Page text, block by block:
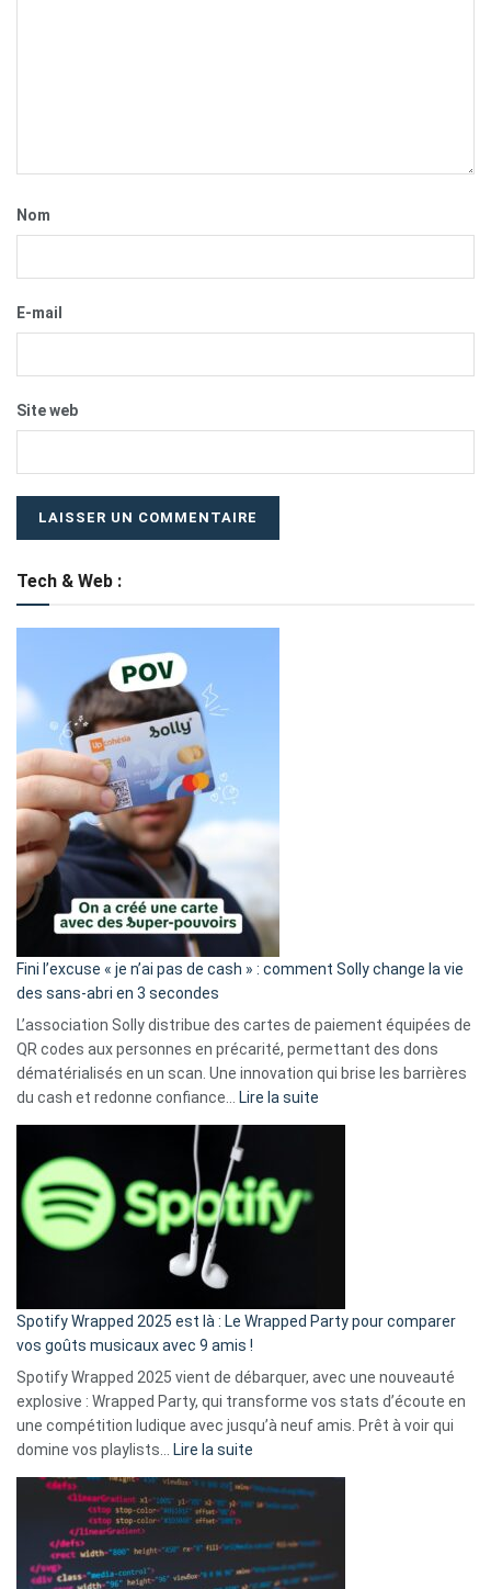
Nom
E-mail
Site web
Tech & Web :
Fini l’excuse « je n’ai pas de cash » : comment Solly change la vie
des sans-abri en 3 secondes
L’association Solly distribue des cartes de paiement équipées de
QR codes aux personnes en précarité, permettant des dons
dématérialisés en un scan. Une innovation qui brise les barrières
du cash et redonne confiance… Lire la suite
Fini
»
Solly
change
la
des
3
Spotify Wrapped 2025 est là : Le Wrapped Party pour comparer
vos goûts musicaux avec 9 amis !
Spotify Wrapped 2025 vient de débarquer, avec une nouveauté
explosive : Wrapped Party, qui transforme vos stats d’écoute en
une compétition ludique avec jusqu’à neuf amis. Prêt à voir qui
domine vos playlists… Lire la suite
Spotify
Wrapped
est
là